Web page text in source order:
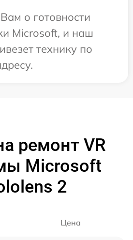
о готовности
Microsoft, и наш
технику по
ремонт VR
Microsoft
2
Цена